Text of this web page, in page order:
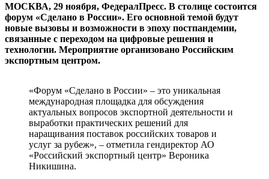
МОСКВА, 29 ноября, ФедералПресс. В столице состоится
форум «Сделано в России». Его основной темой будут
новые вызовы и возможности в эпоху постпандемии,
связанные с переходом на цифровые решения и
технологии. Мероприятие организовано Российским
экспортным центром.
«Форум «Сделано в России» – это уникальная
международная площадка для обсуждения
актуальных вопросов экспортной деятельности и
выработки практических решений для
наращивания поставок российских товаров и
услуг за рубеж», – отметила гендиректор АО
«Российский экспортный центр» Вероника
Никишина.